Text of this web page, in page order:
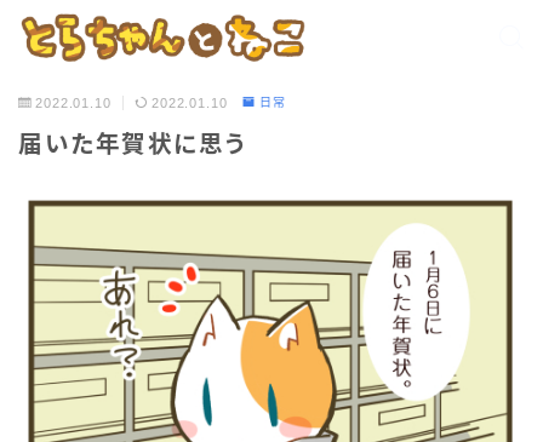
2022.01.10 2022.01.10 日常
届いた年賀状に思う